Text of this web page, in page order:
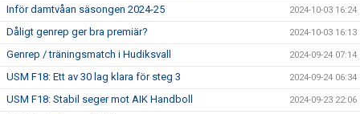
Inför damtvåan säsongen 2024-25 2024-10-03 16:24
Dåligt genrep ger bra premiär? 2024-10-03 16:13
Genrep / träningsmatch i Hudiksvall 2024-09-24 07:14
USM F18: Ett av 30 lag klara för steg 3 2024-09-24 06:34
USM F18: Stabil seger mot AIK Handboll 2024-09-23 22:06